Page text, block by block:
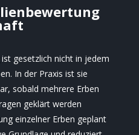
gesetzlich nicht in jedem
In der Praxis ist sie
sobald mehrere Erben
geklärt werden
einzelner Erben geplant